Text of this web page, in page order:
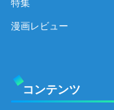
特集
漫画レビュー
コンテンツ